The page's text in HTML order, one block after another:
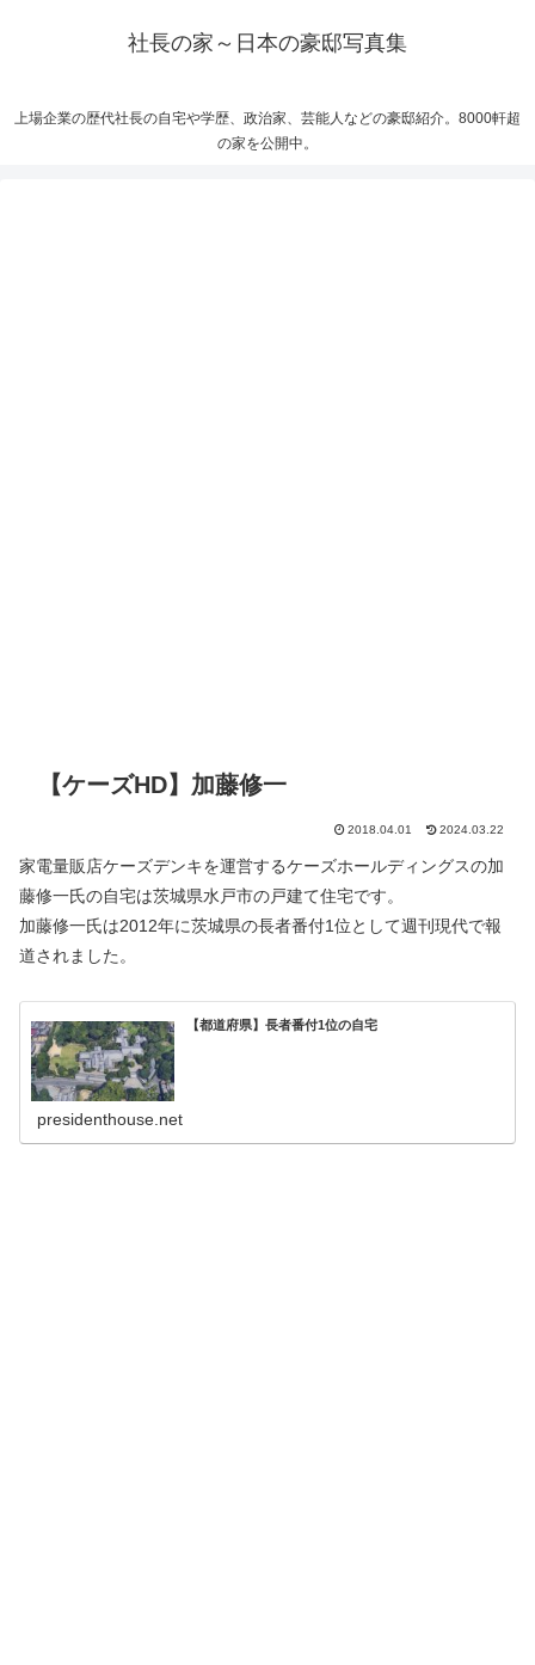
社長の家～日本の豪邸写真集
上場企業の歴代社長の自宅や学歴、政治家、芸能人などの豪邸紹介。8000軒超
の家を公開中。
【ケーズHD】加藤修一
2018.04.01 2024.03.22
家電量販店ケーズデンキを運営するケーズホールディングスの加
藤修一氏の自宅は茨城県水戸市の戸建て住宅です。
加藤修一氏は2012年に茨城県の長者番付1位として週刊現代で報
道されました。
【都道府県】長者番付1位の自宅
presidenthouse.net